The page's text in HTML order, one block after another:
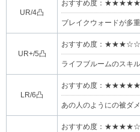
UR/4凸
おすすめ度：★★★★★
ブレイクウォードが多
UR+/5凸
おすすめ度：★★★☆☆
ライフブルームのスキ
LR/6凸
おすすめ度：★★★★★
あの人のようにの被ダ
おすすめ度：★★★★☆